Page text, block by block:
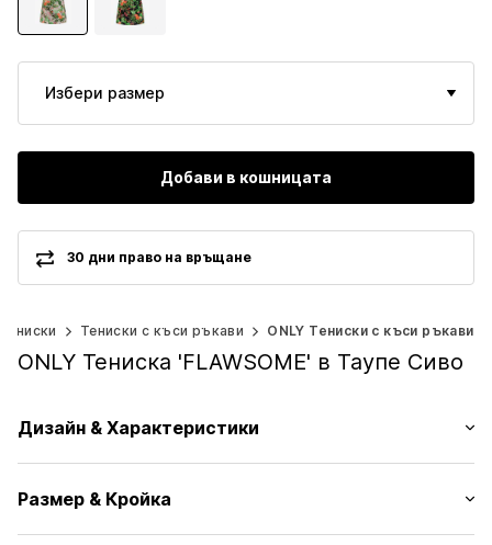
Избери размер
Добави в кошницата
30 дни право на връщане
Тениски Тениски с къси ръкави ONLY Тениски с къси ръкави
ONLY Тениска 'FLAWSOME' в Таупе Сиво
Дизайн & Характеристики
Жарсе
V-образно деколте
Размер & Кройка